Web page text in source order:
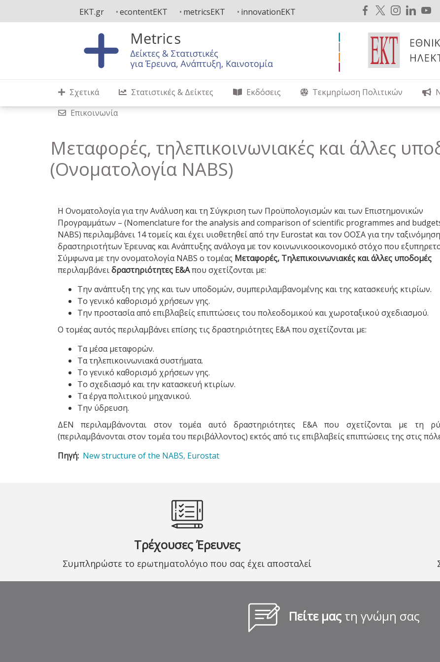
EKT.gr econtentEKT metricsEKT innovationEKT
Σχετικά Στατιστικές & Δείκτες Εκδόσεις Τεκμηρίωση Πολιτικών
Επικοινωνία
Μεταφορές, τηλεπικοινωνιακές και άλλες
(Ονοματολογία NABS)
Η Ονοματολογία για την Ανάλυση και τη Σύγκριση των Προϋπολογισμών και των Επιστημονικών
Προγραμμάτων – (Nomenclature for the analysis and comparison of scientific programmes and
NABS) περιλαμβάνει 14 τομείς και έχει υιοθετηθεί από την Eurostat και τον ΟΟΣΑ για την
δραστηριοτήτων Έρευνας και Ανάπτυξης ανάλογα με τον κοινωνικοοικονομικό στόχο που
Σύμφωνα με την ονοματολογία NABS o τομέας Μεταφορές, Τηλεπικοινωνιακές και άλλες υποδομές
περιλαμβάνειδραστηριότητες Ε&Απου σχετίζονται με:
Την ανάπτυξη της γης και των υποδομών, συμπεριλαμβανομένης και της κατασκευής κτιρίων.
Το γενικό καθορισμό χρήσεων γης.
Την προστασία από επιβλαβείς επιπτώσεις του πολεοδομικού και χωροταξικού σχεδιασμού.
Ο τομέας αυτός περιλαμβάνει επίσης τις δραστηριότητες Ε&Α που σχετίζονται με:
Τα μέσα μεταφορών.
Τα τηλεπικοινωνιακά συστήματα.
Το γενικό καθορισμό χρήσεων γης.
Το σχεδιασμό και την κατασκευή κτιρίων.
Τα έργα πολιτικού μηχανικού.
Την ύδρευση.
ΔΕΝ περιλαμβάνονται στον τομέα αυτό δραστηριότητες Ε&Α που σχετίζονται με τη
(περιλαμβάνονται στον τομέα του περιβάλλοντος) εκτός από τις επιβλαβείς επιπτώσεις της στις
Πηγή New structure of the NABS, Εurostat
Τρέχουσες Έρευνες
Συμπληρώστε το ερωτηματολόγιο που σας έχει αποσταλεί
Πείτε μας τη γνώμη σας